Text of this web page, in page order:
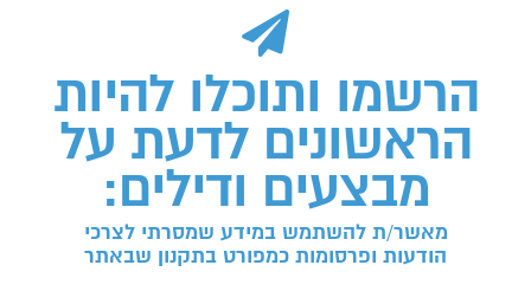
הרשמו ותוכלו להיות
הראשונים לדעת על
מבצעים ודילים:
מאשר/ת להשתמש במידע שמסרתי לצרכי
הודעות ופרסומות כמפורט בתקנון שבאתר